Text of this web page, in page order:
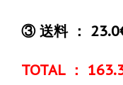
③ 送料 ：
TOTAL ：